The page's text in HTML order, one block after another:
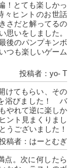
！とても楽しかっ
々ヒントのお世話
さだと解ってるの
思いをしました。
後のパンプキンボ
つも楽しいゲーム
投稿者：yo- T
けてもらい、その
浴びました！ バ
やれて逆に楽しか
ント見まくりまし
うございました！
稿者：はーとむぎ
点。次に何したら